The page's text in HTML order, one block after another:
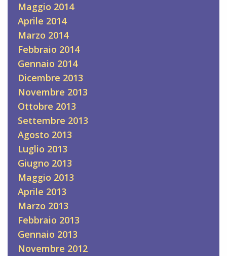
Maggio 2014
Aprile 2014
Marzo 2014
Febbraio 2014
Gennaio 2014
Dicembre 2013
Novembre 2013
Ottobre 2013
Settembre 2013
Agosto 2013
Luglio 2013
Giugno 2013
Maggio 2013
Aprile 2013
Marzo 2013
Febbraio 2013
Gennaio 2013
Novembre 2012